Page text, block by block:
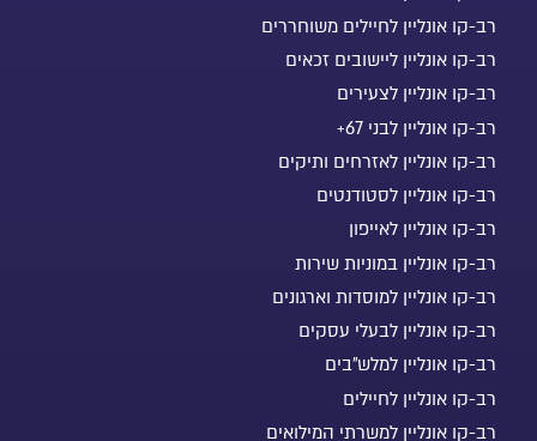
רב-קו אונליין לחיילים משוחררים
רב-קו אונליין ליישובים זכאים
רב-קו אונליין לצעירים
רב-קו אונליין לבני 67+
רב-קו אונליין לאזרחים ותיקים
רב-קו אונליין לסטודנטים
רב-קו אונליין לאייפון
רב-קו אונליין במוניות שירות
רב-קו אונליין למוסדות וארגונים
רב-קו אונליין לבעלי עסקים
רב-קו אונליין למלש"בים
רב-קו אונליין לחיילים
רב-קו אונליין למשרתי המילואים